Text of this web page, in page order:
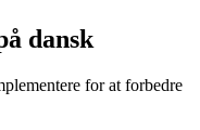
dansk
for at forbedre